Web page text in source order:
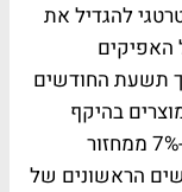
להגדיל את
האפיקים
תשעת החודשים
טמבור מוצרים בהיקף
מכירות של 23.8 מיליון שקל, המהווים כ-7% ממחזור
הראשונים של